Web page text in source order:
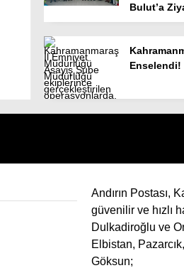
Bulut’a
Enselendi!
Andırın Postası,
güvenilir ve hızlı
Dulkadiroğlu ve
Elbistan,
Göksun;